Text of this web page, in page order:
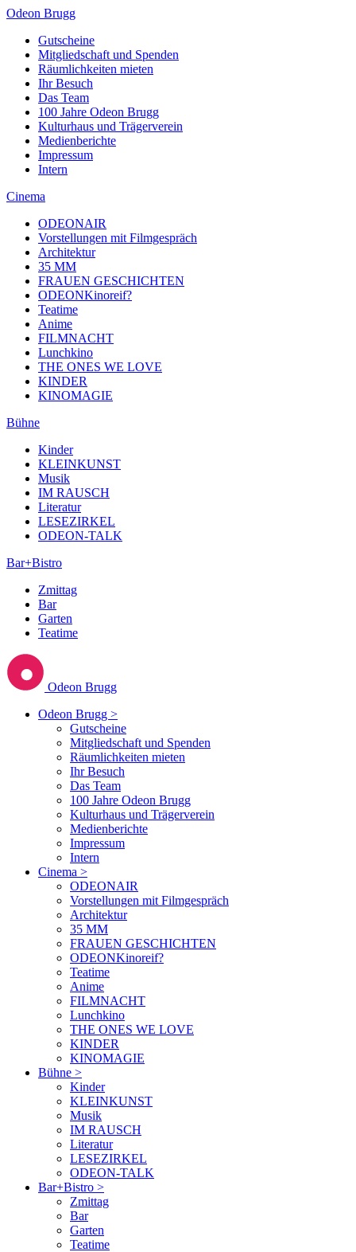
Odeon Brugg
Gutscheine
Mitgliedschaft und Spenden
Räumlichkeiten mieten
Ihr Besuch
Das Team
100 Jahre Odeon Brugg
Kulturhaus und Trägerverein
Medienberichte
Impressum
Intern
Cinema
ODEONAIR
Vorstellungen mit Filmgespräch
Architektur
35 MM
FRAUEN GESCHICHTEN
ODEONKinoreif?
Teatime
Anime
FILMNACHT
Lunchkino
THE ONES WE LOVE
KINDER
KINOMAGIE
Bühne
Kinder
KLEINKUNST
Musik
IM RAUSCH
Literatur
LESEZIRKEL
ODEON-TALK
Bar+Bistro
Zmittag
Bar
Garten
Teatime
Odeon Brugg
Odeon Brugg >
Gutscheine
Mitgliedschaft und Spenden
Räumlichkeiten mieten
Ihr Besuch
Das Team
100 Jahre Odeon Brugg
Kulturhaus und Trägerverein
Medienberichte
Impressum
Intern
Cinema >
ODEONAIR
Vorstellungen mit Filmgespräch
Architektur
35 MM
FRAUEN GESCHICHTEN
ODEONKinoreif?
Teatime
Anime
FILMNACHT
Lunchkino
THE ONES WE LOVE
KINDER
KINOMAGIE
Bühne >
Kinder
KLEINKUNST
Musik
IM RAUSCH
Literatur
LESEZIRKEL
ODEON-TALK
Bar+Bistro >
Zmittag
Bar
Garten
Teatime